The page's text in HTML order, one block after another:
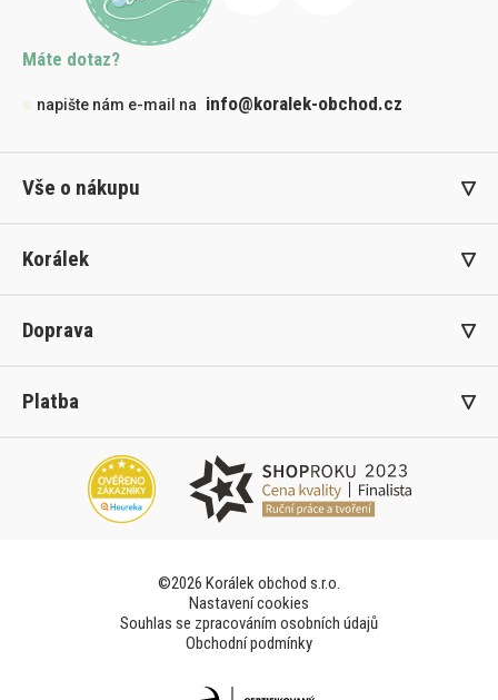
Máte dotaz?
napište nám e-mail na info@koralek-obchod.cz
Vše o nákupu
Korálek
Doprava
Platba
©2026 Korálek obchod s.r.o.
Nastavení cookies
Souhlas se zpracováním osobních údajů
Obchodní podmínky